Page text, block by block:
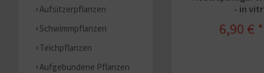
Aufsitzerpflanzen
Schwimmpflanzen
Teichpflanzen
Aufgebundene Pflanzen
- in
6,90 € *